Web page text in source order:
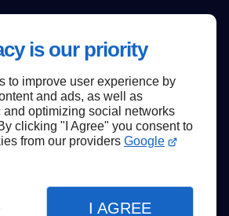
is our priority
to improve user experience by
and ads, as well as
and optimizing social networks
clicking "I Agree" you consent to
from our providers Google
I AGREE
Zum Seitenanfang